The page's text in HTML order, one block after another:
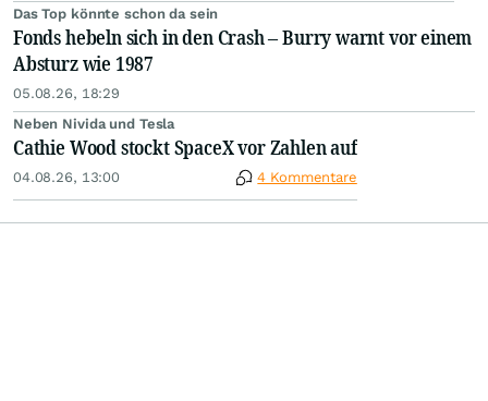
Das Top könnte schon da sein
Fonds hebeln sich in den Crash – Burry warnt vor einem
Absturz wie 1987
05.08.26, 18:29
Neben Nivida und Tesla
Cathie Wood stockt SpaceX vor Zahlen auf
04.08.26, 13:00 4 Kommentare